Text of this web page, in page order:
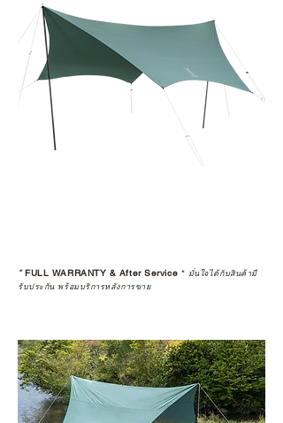
*FULL WARRANTY & After Service * มั่นใจได้กับสินค้ามี
รับประกัน พร้อมบริการหลังการขาย